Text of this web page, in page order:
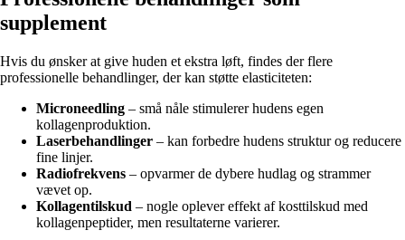
supplement
Hvis du ønsker at give huden et ekstra løft, findes der flere
professionelle behandlinger, der kan støtte elasticiteten:
Microneedling – små nåle stimulerer hudens egen
kollagenproduktion.
Laserbehandlinger – kan forbedre hudens struktur og reducere
fine linjer.
Radiofrekvens – opvarmer de dybere hudlag og strammer
vævet op.
Kollagentilskud – nogle oplever effekt af kosttilskud med
kollagenpeptider, men resultaterne varierer.